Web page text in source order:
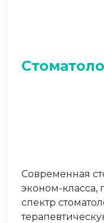
Современная
эконом-
спектр